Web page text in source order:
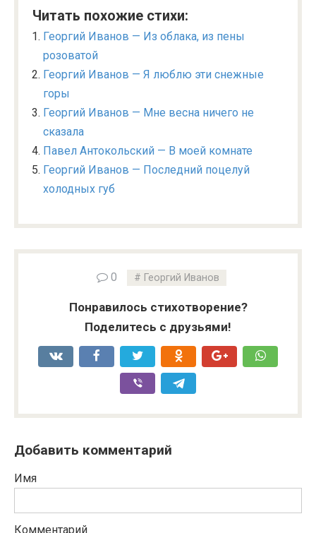
Читать похожие стихи:
Георгий Иванов — Из облака, из пены
розоватой
Георгий Иванов — Я люблю эти снежные
горы
Георгий Иванов — Мне весна ничего не
сказала
Павел Антокольский — В моей комнате
Георгий Иванов — Последний поцелуй
холодных губ
0 Георгий Иванов
Понравилось стихотворение?
Поделитесь с друзьями!
Добавить комментарий
Имя
Комментарий